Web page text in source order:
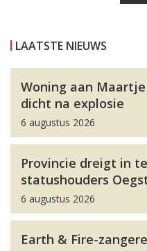
LAATSTE NIEUWS
Woning aan
dicht na explosie
6 augustus 2026
Provincie dreigt in
statushouders
6 augustus 2026
Earth & Fire-